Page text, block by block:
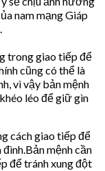
nam mạng Giáp
trong giao tiếp để
cũng có thể là
vì vậy bản mệnh
léo để giữ gìn
cách giao tiếp để
mệnh cần
để tránh xung đột